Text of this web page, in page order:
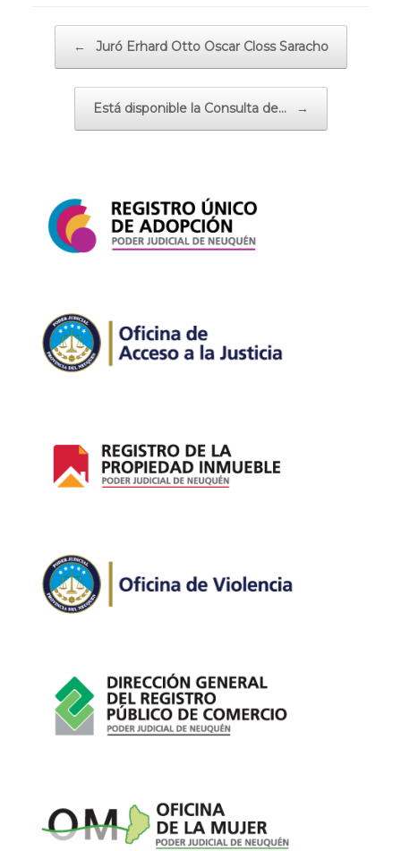
← Juró Erhard Otto Oscar Closs Saracho
Está disponible la Consulta de… →